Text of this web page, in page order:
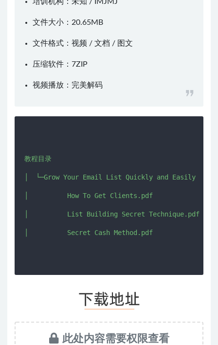
文件大小：20.65MB
文件格式：视频 / 文档 / 图文
压缩软件： 7ZIP
视频播放： 完美解码
教程目录
│  └─Grow Your Email List Quickly and Easily
│          How To Get Clients.pdf
│          List Building Secret Technique.pdf
此处内容需要权限查看